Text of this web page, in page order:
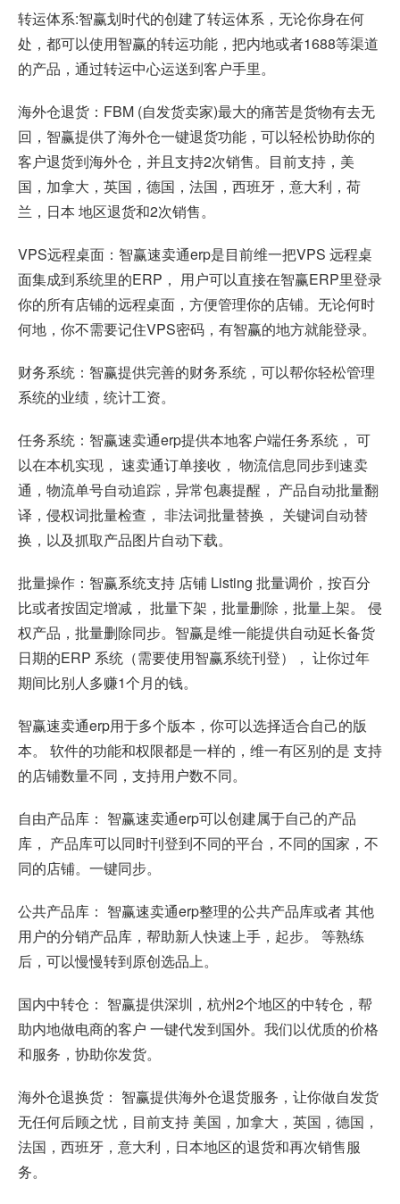
转运体系:智赢划时代的创建了转运体系，无论你身在何
处，都可以使用智赢的转运功能，把内地或者1688等渠道
的产品，通过转运中心运送到客户手里。
海外仓退货：FBM (自发货卖家)最大的痛苦是货物有去无
回，智赢提供了海外仓一键退货功能，可以轻松协助你的
客户退货到海外仓，并且支持2次销售。目前支持，美
国，加拿大，英国，德国，法国，西班牙，意大利，荷
兰，日本 地区退货和2次销售。
VPS远程桌面：智赢速卖通erp是目前维一把VPS 远程桌
面集成到系统里的ERP， 用户可以直接在智赢ERP里登录
你的所有店铺的远程桌面，方便管理你的店铺。无论何时
何地，你不需要记住VPS密码，有智赢的地方就能登录。
财务系统：智赢提供完善的财务系统，可以帮你轻松管理
系统的业绩，统计工资。
任务系统：智赢速卖通erp提供本地客户端任务系统， 可
以在本机实现， 速卖通订单接收， 物流信息同步到速卖
通，物流单号自动追踪，异常包裹提醒， 产品自动批量翻
译，侵权词批量检查， 非法词批量替换， 关键词自动替
换，以及抓取产品图片自动下载。
批量操作：智赢系统支持 店铺 Listing 批量调价，按百分
比或者按固定增减， 批量下架，批量删除，批量上架。 侵
权产品，批量删除同步。智赢是维一能提供自动延长备货
日期的ERP 系统（需要使用智赢系统刊登）， 让你过年
期间比别人多赚1个月的钱。
智赢速卖通erp用于多个版本，你可以选择适合自己的版
本。 软件的功能和权限都是一样的，维一有区别的是 支持
的店铺数量不同，支持用户数不同。
自由产品库： 智赢速卖通erp可以创建属于自己的产品
库， 产品库可以同时刊登到不同的平台，不同的国家，不
同的店铺。一键同步。
公共产品库： 智赢速卖通erp整理的公共产品库或者 其他
用户的分销产品库，帮助新人快速上手，起步。 等熟练
后，可以慢慢转到原创选品上。
国内中转仓： 智赢提供深圳，杭州2个地区的中转仓，帮
助内地做电商的客户 一键代发到国外。我们以优质的价格
和服务，协助你发货。
海外仓退换货： 智赢提供海外仓退货服务，让你做自发货
无任何后顾之忧，目前支持 美国，加拿大，英国，德国，
法国，西班牙，意大利，日本地区的退货和再次销售服
务。